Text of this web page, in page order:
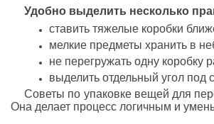
Удобно выделить несколько
ставить тяжелые коробки
мелкие предметы хранить в
не перегружать одну коробку
выделить отдельный угол под
Советы по упаковке вещей для
Она делает процесс логичным и